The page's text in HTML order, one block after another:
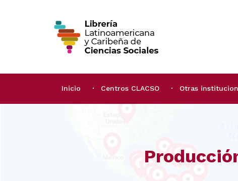
Inicio Centros CLACSO Otras